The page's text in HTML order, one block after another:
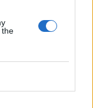
the
Δρούτσα:
αλλά είναι